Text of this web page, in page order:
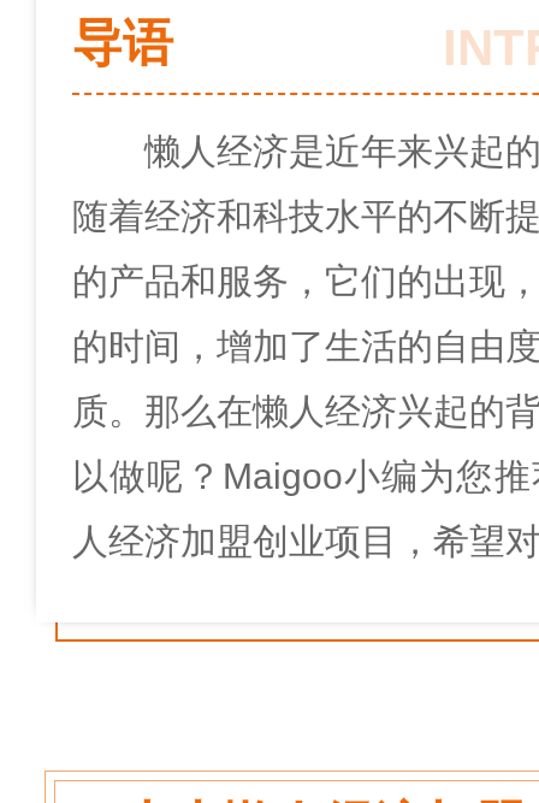
导语
懒人经济是近年来兴起
随着经济和科技水平的不断
的产品和服务，它们的出现
的时间，增加了生活的自由
质。那么在懒人经济兴起的
以做呢？ Maigoo小编为您
人经济加盟创业项目，希望